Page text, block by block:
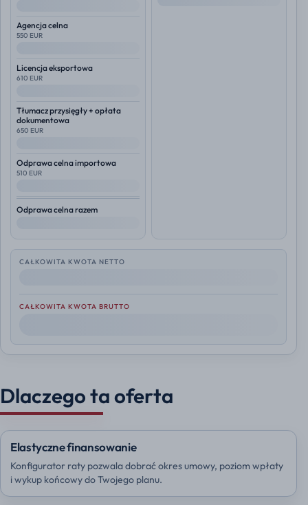
Agencja celna
550 EUR
Licencja eksportowa
610 EUR
Tłumacz przysięgły + opłata
dokumentowa
650 EUR
Odprawa celna importowa
510 EUR
Odprawa celna razem
CAŁKOWITA KWOTA NETTO
CAŁKOWITA KWOTA BRUTTO
Dlaczego ta oferta
Elastyczne finansowanie
Konfigurator raty pozwala dobrać okres umowy, poziom wpłaty
i wykup końcowy do Twojego planu.